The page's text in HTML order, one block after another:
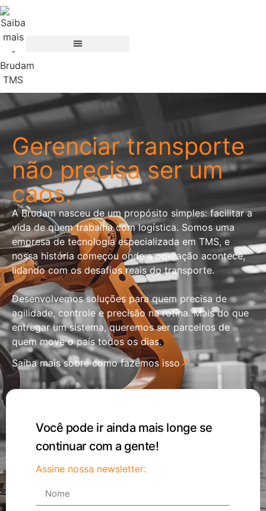
Gerenciar transporte
não precisa ser um
caos.
A Brudam nasceu de um propósito simples: facilitar a
vida de quem trabalha com logística. Somos uma
empresa de tecnologia especializada em TMS, e
nossa história começou onde a operação acontece,
lidando com os desafios reais do transporte.
Desenvolvemos soluções para quem precisa de
agilidade, controle e precisão na rotina. Mais do que
entregar um sistema, queremos ser parceiros de
quem move o país todos os dias.
Saiba mais sobre como fazemos isso
Você pode ir ainda mais longe se
continuar com a gente!
Assine nossa newsletter: